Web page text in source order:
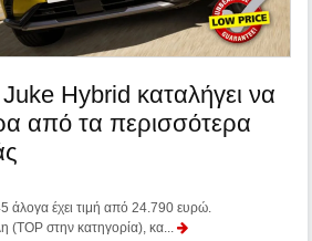
Hybrid καταλήγει να
από τα περισσότερα
άλογα έχει τιμή από 24.790 ευρώ.
(TOP στην κατηγορία), κα...